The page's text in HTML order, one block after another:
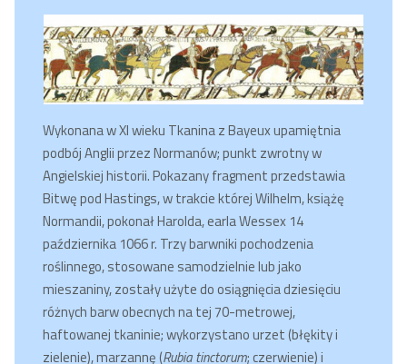
Wykonana w XI wieku Tkanina z Bayeux upamiętnia
podbój Anglii przez Normanów; punkt zwrotny w
Angielskiej historii. Pokazany fragment przedstawia
Bitwę pod Hastings, w trakcie której Wilhelm, książę
Normandii, pokonał Harolda, earla Wessex 14
października 1066 r. Trzy barwniki pochodzenia
roślinnego, stosowane samodzielnie lub jako
mieszaniny, zostały użyte do osiągnięcia dziesięciu
różnych barw obecnych na tej 70-metrowej,
haftowanej tkaninie; wykorzystano urzet (błękity i
zielenie), marzannę (Rubia tinctorum; czerwienie) i